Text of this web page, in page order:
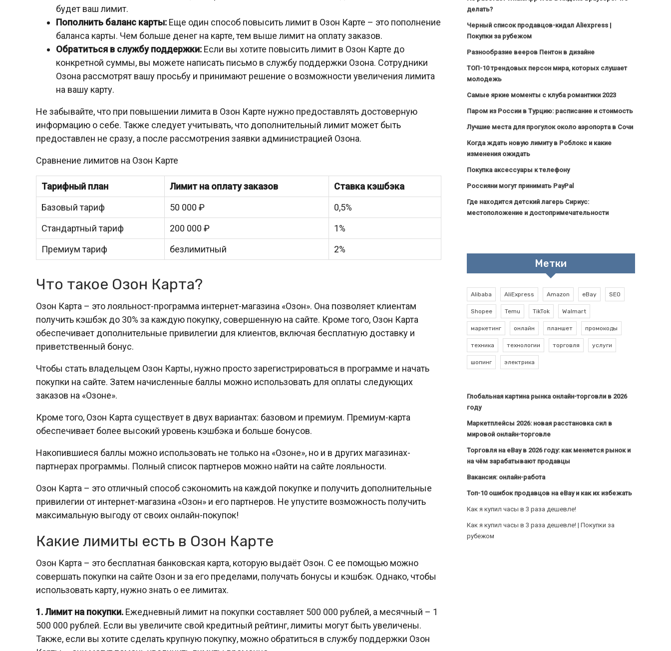
будет ваш лимит.
Пополнить баланс карты: Еще один способ повысить лимит в Озон Карте – это пополнение
баланса карты. Чем больше денег на карте, тем выше лимит на оплату заказов.
Обратиться в службу поддержки: Если вы хотите повысить лимит в Озон Карте до
конкретной суммы, вы можете написать письмо в службу поддержки Озона. Сотрудники
Озона рассмотрят вашу просьбу и принимают решение о возможности увеличения лимита
на вашу карту.
Не забывайте, что при повышении лимита в Озон Карте нужно предоставлять достоверную
информацию о себе. Также следует учитывать, что дополнительный лимит может быть
предоставлен не сразу, а после рассмотрения заявки администрацией Озона.
Сравнение лимитов на Озон Карте
Тарифный план Лимит на оплату заказов
Ставка кэшбэка
Базовый тариф
50 000 ₽
0,5%
Стандартный тариф
200 000 ₽
1%
Премиум тариф
безлимитный 2%
Что такое Озон Карта?
Озон Карта – это лояльност-программа интернет-магазина «Озон». Она позволяет клиентам
получить кэшбэк до 30% за каждую покупку, совершенную на сайте. Кроме того, Озон Карта
обеспечивает дополнительные привилегии для клиентов, включая бесплатную доставку и
приветственный бонус.
Чтобы стать владельцем Озон Карты, нужно просто зарегистрироваться в программе и начать
покупки на сайте. Затем начисленные баллы можно использовать для оплаты следующих
заказов на «Озоне».
Кроме того, Озон Карта существует в двух вариантах: базовом и премиум. Премиум-карта
обеспечивает более высокий уровень кэшбэка и больше бонусов.
Накопившиеся баллы можно использовать не только на «Озоне», но и в других магазинах-
партнерах программы. Полный список партнеров можно найти на сайте лояльности.
Озон Карта – это отличный способ сэкономить на каждой покупке и получить дополнительные
привилегии от интернет-магазина «Озон» и его партнеров. Не упустите возможность получить
максимальную выгоду от своих онлайн-покупок!
Какие лимиты есть в Озон Карте
Озон Карта – это бесплатная банковская карта, которую выдаёт Озон. С ее помощью можно
совершать покупки на сайте Озон и за его пределами, получать бонусы и кэшбэк. Однако, чтобы
использовать карту, нужно знать о ее лимитах.
1. Лимит на покупки. Ежедневный лимит на покупки составляет 500 000 рублей, а месячный – 1
500 000 рублей. Если вы увеличите свой кредитный рейтинг, лимиты могут быть увеличены.
Также, если вы хотите сделать крупную покупку, можно обратиться в службу поддержки Озон
делать?
Черный список продавцов-кидал Aliexpress |
Покупки за рубежом
Разнообразие вееров Пентон в дизайне
ТОП-10 трендовых персон мира, которых слушает
молодежь
Самые яркие моменты с клуба романтики 2023
Паром из России в Турцию: расписание и стоимость
Лучшие места для прогулок около аэропорта в Сочи
Когда ждать новую лимиту в Роблокс и какие
изменения ожидать
Покупка аксессуары к телефону
Россияни могут принимать PayPal
Где находится детский лагерь Сириус:
местоположение и достопримечательности
Метки
Alibaba AliExpress Amazon eBay SEO
Shopee Temu TikTok Walmart
маркетинг онлайн планшет промокоды
техника технологии торговля услуги
шопинг электрика
Глобальная картина рынка онлайн-торговли в 2026
году
Маркетплейсы 2026: новая расстановка сил в
мировой онлайн-торговле
Торговля на eBay в 2026 году: как меняется рынок и
на чём зарабатывают продавцы
Вакансия: онлайн-работа
Топ-10 ошибок продавцов на eBay и как их избежать
Как я купил часы в 3 раза дешевле!
Как я купил часы в 3 раза дешевле! | Покупки за
рубежом